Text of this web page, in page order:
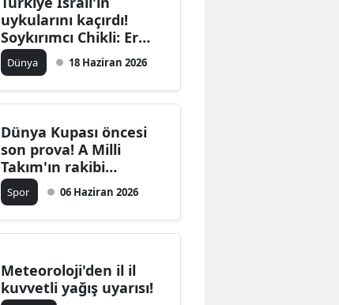
uykularını kaçırdı!
Soykırımcı Chikli: Er
veya geç
Dünya 18 Haziran 2026
Dünya Kupası öncesi
son prova! A Milli
Takım'ın rakibi
Venezuela
Spor 06 Haziran 2026
Meteoroloji'den il ​​il
kuvvetli yağış uyarısı!